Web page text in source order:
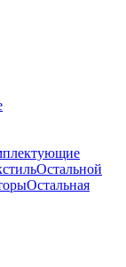
Остальной
Остальная